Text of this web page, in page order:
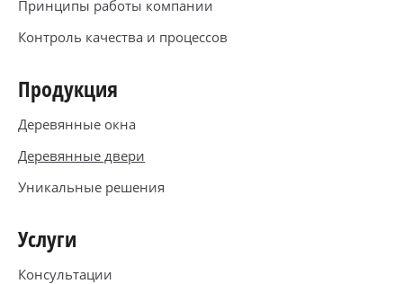
Принципы работы компании
Контроль качества и процессов
Продукция
Деревянные окна
Деревянные двери
Уникальные решения
Услуги
Консультации